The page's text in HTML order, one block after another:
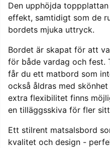
Den upphöjda
effekt, samtidigt som de
bordets mjuka uttryck.
Bordet är skapat för att
för både vardag och fest.
får du ett matbord som
också åldras med
extra flexibilitet finns
en tilläggsskiva för fler
Ett stilrent matsalsbord
kvalitet och design -